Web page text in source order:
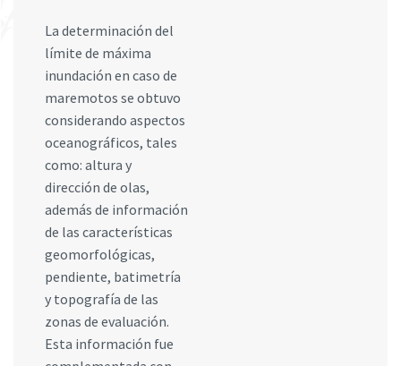
La determinación del
límite de máxima
inundación en caso de
maremotos se obtuvo
considerando aspectos
oceanográficos, tales
como: altura y
dirección de olas,
además de información
de las características
geomorfológicas,
pendiente, batimetría
y topografía de las
zonas de evaluación.
Esta información fue